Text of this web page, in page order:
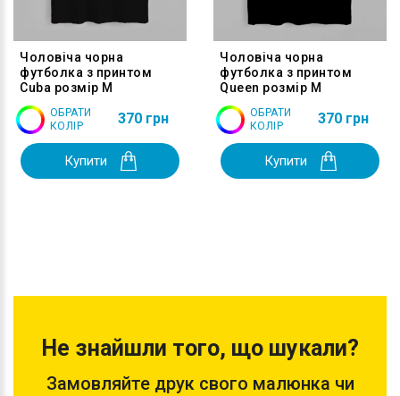
Чоловіча чорна
футболка з принтом
Cuba розмір M
ОБРАТИ
КОЛІР
370 грн
Купити
Чоловіча чорна
футболка з принтом
Queen розмір M
ОБРАТИ
КОЛІР
370 грн
Купити
Не знайшли того, що шукали?
Замовляйте друк свого малюнка чи